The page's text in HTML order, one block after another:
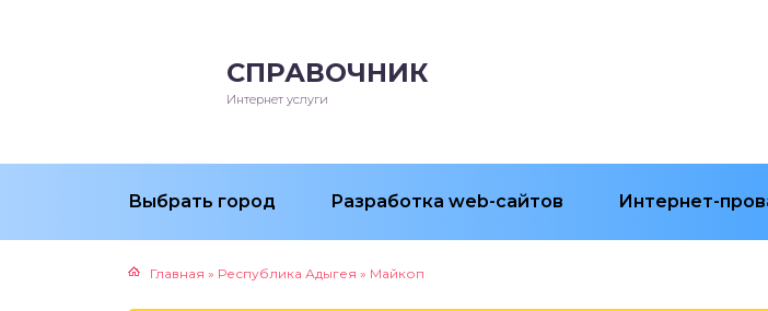
СПРАВОЧНИК
Интернет услуги
Выбрать город Разработка web-сайтов Интернет-
Главная » Республика Адыгея » Майкоп